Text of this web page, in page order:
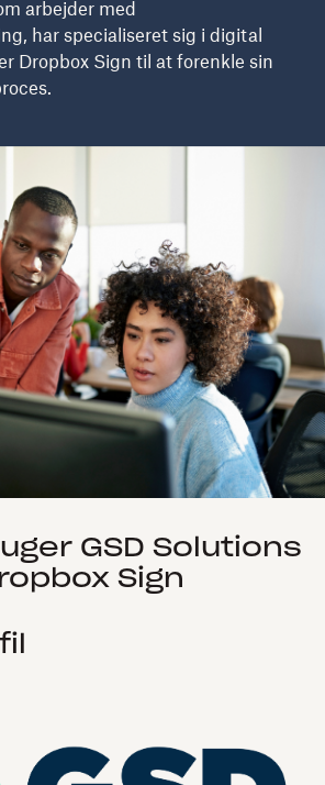
arbejder med
har specialiseret sig i digital
Dropbox Sign til at forenkle sin
GSD Solutions
Sign